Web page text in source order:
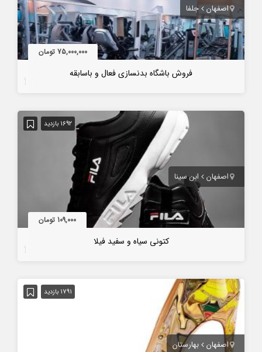
اصفهان جلفا
75,000,000 تومان
فروش باشگاه بدنسازی فعال و باسابقه
1692 بازدید
اصفهان ابن سینا
109,000 تومان
کتونی سیاه و سفید فیلا
1791 بازدید
اصفهان بهارستان